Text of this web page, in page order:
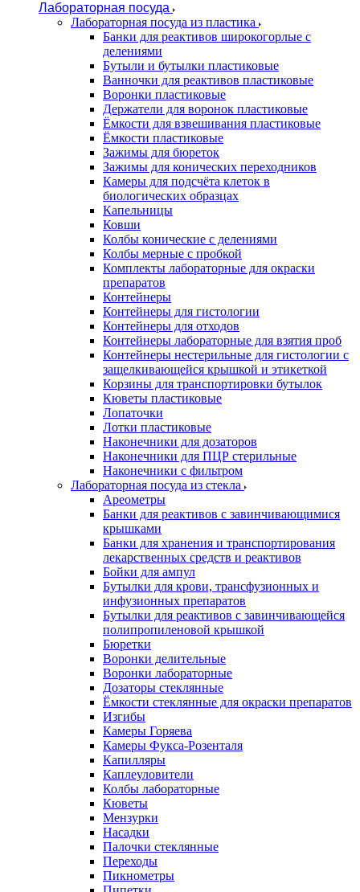
Лабораторная посуда
Лабораторная посуда из пластика
Банки для реактивов широкогорлые с
делениями
Бутыли и бутылки пластиковые
Ванночки для реактивов пластиковые
Воронки пластиковые
Держатели для воронок пластиковые
Ёмкости для взвешивания пластиковые
Ёмкости пластиковые
Зажимы для бюреток
Зажимы для конических переходников
Камеры для подсчёта клеток в
биологических образцах
Капельницы
Ковши
Колбы конические с делениями
Колбы мерные с пробкой
Комплекты лабораторные для окраски
препаратов
Контейнеры
Контейнеры для гистологии
Контейнеры для отходов
Контейнеры лабораторные для взятия проб
Контейнеры нестерильные для гистологии с
защелкивающейся крышкой и этикеткой
Корзины для транспортировки бутылок
Кюветы пластиковые
Лопаточки
Лотки пластиковые
Наконечники для дозаторов
Наконечники для ПЦР стерильные
Наконечники с фильтром
Лабораторная посуда из стекла
Ареометры
Банки для реактивов с завинчивающимися
крышками
Банки для хранения и транспортирования
лекарственных средств и реактивов
Бойки для ампул
Бутылки для крови, трансфузионных и
инфузионных препаратов
Бутылки для реактивов с завинчивающейся
полипропиленовой крышкой
Бюретки
Воронки делительные
Воронки лабораторные
Дозаторы стеклянные
Ёмкости стеклянные для окраски препаратов
Изгибы
Камеры Горяева
Камеры Фукса-Розенталя
Капилляры
Каплеуловители
Колбы лабораторные
Кюветы
Мензурки
Насадки
Палочки стеклянные
Переходы
Пикнометры